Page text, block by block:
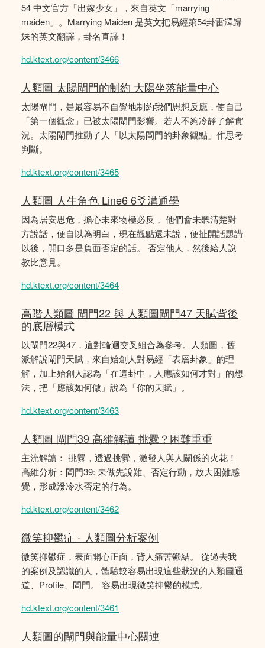
54 中文官方「出嫁少女」，來自英文「marrying
maiden」。Marrying Maiden 是英文把易經第54卦雷澤歸
妹的英文翻譯，卦名直譯！
hd.ktext.org/content/3466
人類圖 太陽閘門的制約 大陽坐落能量中心
太陽閘門，是最容易不自覺地制約我們思想反應，使自己
「第一個觀念」已被太陽閘門影響。若人不夠冷靜了解實
況。太陽閘門推動了人「以太陽閘門的卦象觀點」作思考
判斷。
hd.ktext.org/content/3465
人類圖 人生角色 Line6 6爻溝通學
因為居安思危，擔心未來物極必反， 他們會未聽清楚對
方說話，便自以為明白，現在觀點還未說，便扯開話題講
以後，開口多是負面否定的話。 否定他人，然後給人說
教比意見。
hd.ktext.org/content/3464
高階人類圖 閘門22 與 人類圖閘門47 天賦背後
的底層模式
以閘門22與47，這對輪迴交叉組合為參考。人類圖，舊
派解說閘門天賦，來自始創人對易經「表層卦象」的理
解，加上始創人認為「在這卦中，人應該如何才對」的想
法，把「應該如何做」說為「你的天賦」。
hd.ktext.org/content/3463
人類圖 閘門39 高維解讀 挑釁？困難重重
主流解讀： 挑釁，透過挑釁，激發人與人關係的火花！
高維分析：閘門39: 未做先說難、否定行動，放大困難感
覺，形成潑冷水否定的行為。
hd.ktext.org/content/3462
微笑抑鬱症 - 人類圖分析案例
微笑抑鬱症，表面開心正面，背人痛苦鬰結。 從過去我
的案例及認識的人，體驗較容易出現這些狀況的人類圖通
道、Profile、閘門。 容易出現微笑抑鬱的模式。
hd.ktext.org/content/3461
人類圖的閘門與能量中心關連